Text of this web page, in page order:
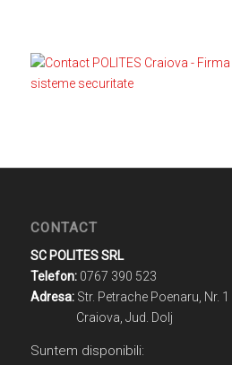
CONTACT
SC POLITES SRL
Telefon:0767 390 523
Adresa:Str. Petrache Poenaru, Nr. 1
Craiova, Jud. Dolj
Suntem disponibili: